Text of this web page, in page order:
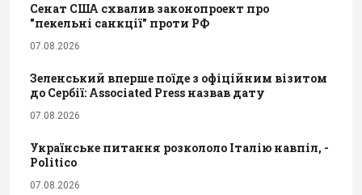
Сенат США схвалив законопроект про
"пекельні санкції" проти РФ
07.08.2026
Зеленський вперше поїде з офіційним візитом
до Сербії: Associated Press назвав дату
07.08.2026
Українське питання розкололо Італію навпіл, -
Politico
07.08.2026